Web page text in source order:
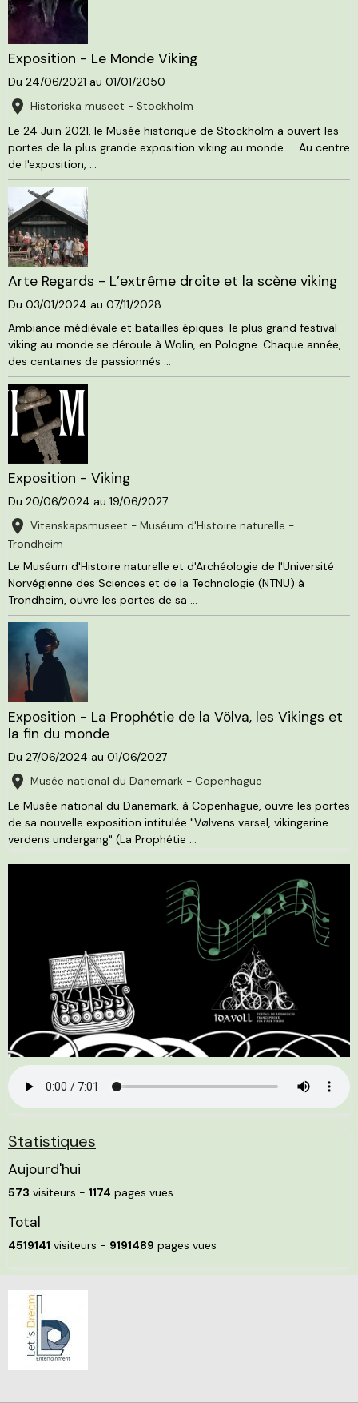
Exposition - Le Monde Viking
Du 24/06/2021 au 01/01/2050
Historiska museet - Stockholm
Le 24 Juin 2021, le Musée historique de Stockholm a ouvert les
portes de la plus grande exposition viking au monde. Au centre
de l'exposition, ...
Arte Regards - L’extrême droite et la scène viking
Du 03/01/2024 au 07/11/2028
Ambiance médiévale et batailles épiques: le plus grand festival
viking au monde se déroule à Wolin, en Pologne. Chaque année,
des centaines de passionnés ...
Exposition - Viking
Du 20/06/2024 au 19/06/2027
Vitenskapsmuseet - Muséum d'Histoire naturelle -
Trondheim
Le Muséum d'Histoire naturelle et d'Archéologie de l'Université
Norvégienne des Sciences et de la Technologie (NTNU) à
Trondheim, ouvre les portes de sa ...
Exposition - La Prophétie de la Völva, les Vikings et
la fin du monde
Du 27/06/2024 au 01/06/2027
Musée national du Danemark - Copenhague
Le Musée national du Danemark, à Copenhague, ouvre les portes
de sa nouvelle exposition intitulée "Vølvens varsel, vikingerine
verdens undergang" (La Prophétie ...
Statistiques
Aujourd'hui
573 visiteurs - 1174 pages vues
Total
4519141 visiteurs - 9191489 pages vues